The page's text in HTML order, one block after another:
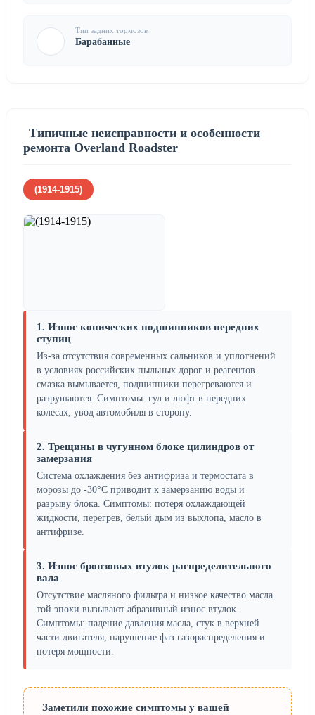
Тип задних тормозов
Барабанные
Типичные неисправности и особенности
ремонта Overland Roadster
(1914-1915)
1. Износ конических подшипников передних
ступиц
Из-за отсутствия современных сальников и уплотнений
в условиях российских пыльных дорог и реагентов
смазка вымывается, подшипники перегреваются и
разрушаются. Симптомы: гул и люфт в передних
колесах, увод автомобиля в сторону.
2. Трещины в чугунном блоке цилиндров от
замерзания
Система охлаждения без антифриза и термостата в
морозы до -30°C приводит к замерзанию воды и
разрыву блока. Симптомы: потеря охлаждающей
жидкости, перегрев, белый дым из выхлопа, масло в
антифризе.
3. Износ бронзовых втулок распределительного
вала
Отсутствие масляного фильтра и низкое качество масла
той эпохи вызывают абразивный износ втулок.
Симптомы: падение давления масла, стук в верхней
части двигателя, нарушение фаз газораспределения и
потеря мощности.
Заметили похожие симптомы у вашей